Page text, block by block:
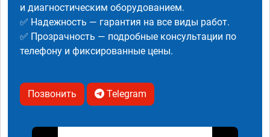
и диагностическим оборудованием.
✅ Надежность — гарантия на все виды работ.
✅ Прозрачность — подробные консультации по
телефону и фиксированные цены.
Позвонить Telegram